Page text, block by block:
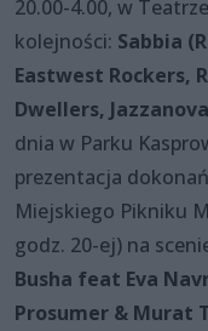
20.00-4.00, w
kolejności: Sabbia
Eastwest Rockers,
Dwellers,
dnia w Parku
prezentacja
Miejskiego Pikniku
godz. 20-ej) na
Busha feat Eva
Prosumer & Murat